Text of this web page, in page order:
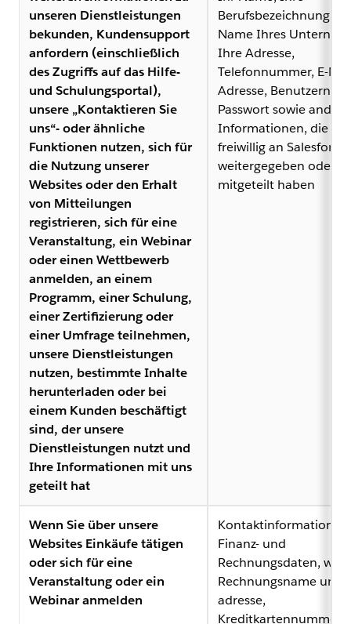
unseren Dienstleistungen
bekunden, Kundensupport
anfordern (einschließlich
des Zugriffs auf das Hilfe-
und Schulungsportal),
unsere „Kontaktieren Sie
uns“- oder ähnliche
Funktionen nutzen, sich für
die Nutzung unserer
Websites oder den Erhalt
von Mitteilungen
registrieren, sich für eine
Veranstaltung, ein Webinar
oder einen Wettbewerb
anmelden, an einem
Programm, einer Schulung,
einer Zertifizierung oder
einer Umfrage teilnehmen,
unsere Dienstleistungen
nutzen, bestimmte Inhalte
herunterladen oder bei
einem Kunden beschäftigt
sind, der unsere
Dienstleistungen nutzt und
Ihre Informationen mit uns
geteilt hat
Berufsbezeichnung,
Name Ihres
Ihre Adresse,
Telefonnummer, E-
Adresse,
Passwort sowie andere
Informationen, die Sie
freiwillig an Salesforce
weitergegeben oder
mitgeteilt haben
Wenn Sie über unsere
Websites Einkäufe tätigen
oder sich für eine
Veranstaltung oder ein
Webinar anmelden
Kontaktinformationen,
Finanz- und
Rechnungsdaten, wie
Rechnungsname und -
adresse,
Kreditkartennummer